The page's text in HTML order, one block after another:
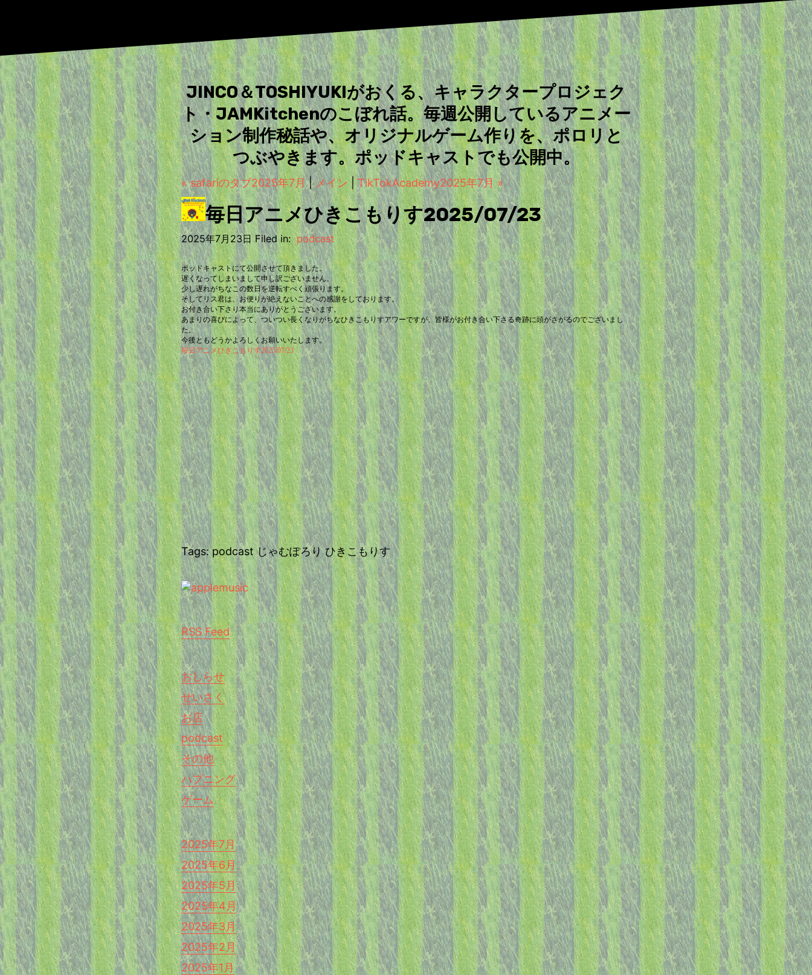
JINCO＆TOSHIYUKIがおくる、キャラクタープロジェク
ト・JAMKitchenのこぼれ話。毎週公開しているアニメー
ション制作秘話や、オリジナルゲーム作りを、ポロリと
つぶやきます。ポッドキャストでも公開中。
« safariのタブ2025年7月|メイン|TikTokAcademy2025年7月 »
毎日アニメひきこもりす2025/07/23
2025年7月23日 Filed in: podcast
ポッドキャストにて公開させて頂きました。
遅くなってしまいまして申し訳ございません。
少し遅れがちなこの数日を逆転すべく頑張ります。
そしてリス君は、お便りが絶えないことへの感謝をしております。
お付き合い下さり本当にありがとうございます。
あまりの喜びによって、ついつい長くなりがちなひきこもりすアワーですが、皆様がお付き合い下さる奇跡に頭がさがるのでございまし
た。
今後ともどうかよろしくお願いいたします。
毎日アニメひきこもりす2025/07/23
Tags: podcast じゃむぽろり ひきこもりす
RSS Feed
おしらせ
せいさく
お店
podcast
その他
ハプニング
ゲーム
2025年7月
2025年6月
2025年5月
2025年4月
2025年3月
2025年2月
2025年1月